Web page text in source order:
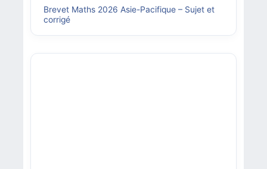
Brevet Maths 2026 Asie-Pacifique – Sujet et
corrigé